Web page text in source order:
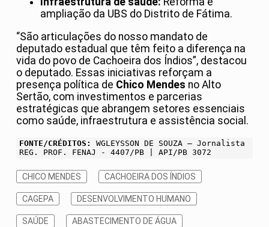
ampliação da UBS do Distrito de Fátima.
“São articulações do nosso mandato de
deputado estadual que têm feito a diferença na
vida do povo de Cachoeira dos Índios”, destacou
o deputado. Essas iniciativas reforçam a
presença política de Chico Mendes no Alto
Sertão, com investimentos e parcerias
estratégicas que abrangem setores essenciais
como saúde, infraestrutura e assistência social.
FONTE/CRÉDITOS:
WGLEYSSON DE SOUZA – Jornalista
REG. PROF. FENAJ - 4407/PB | API/PB 3072
CHICO MENDES CACHOEIRA DOS ÍNDIOS
CAGEPA DESENVOLVIMENTO HUMANO
SAÚDE ABASTECIMENTO DE ÁGUA